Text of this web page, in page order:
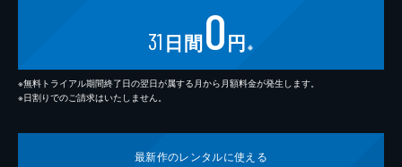
31 日間0円 ※
※無料トライアル期間終了日の翌日が属する月から月額料金が発生します。
※日割りでのご請求はいたしません。
最新作のレンタルに使える